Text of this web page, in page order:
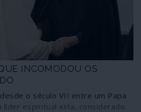
INCOMODOU OS
o século VII entre um Papa
líder espiritual xiita, considerado